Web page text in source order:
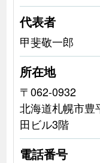
代表者
甲斐敬一郎
所在地
〒062-0932
北海道札幌市豊
田ビル3階
電話番号